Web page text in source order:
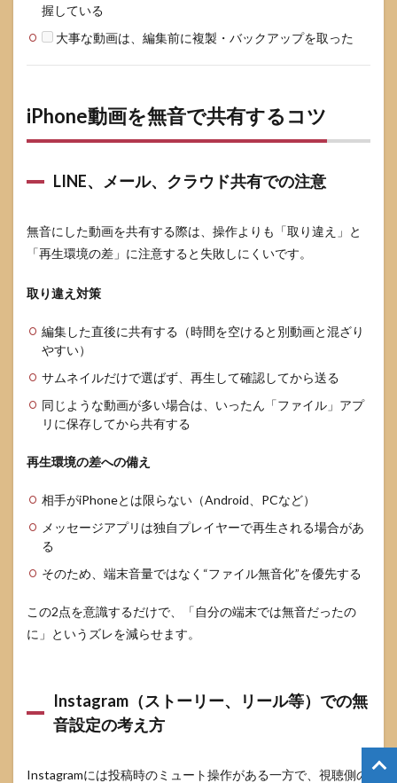
握している
大事な動画は、編集前に複製・バックアップを取った
iPhone動画を無音で共有するコツ
LINE、メール、クラウド共有での注意
無音にした動画を共有する際は、操作よりも「取り違え」と
「再生環境の差」に注意すると失敗しにくいです。
取り違え対策
編集した直後に共有する（時間を空けると別動画と混ざり
やすい）
サムネイルだけで選ばず、再生して確認してから送る
同じような動画が多い場合は、いったん「ファイル」アプ
リに保存してから共有する
再生環境の差への備え
相手がiPhoneとは限らない（Android、PCなど）
メッセージアプリは独自プレイヤーで再生される場合があ
る
そのため、端末音量ではなく“ファイル無音化”を優先する
この2点を意識するだけで、「自分の端末では無音だったの
に」というズレを減らせます。
Instagram（ストーリー、リール等）での無
音設定の考え方
Instagramには投稿時のミュート操作がある一方で、視聴側の